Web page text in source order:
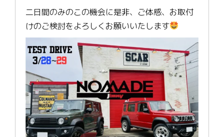
二日間のみのこの機会に是非、ご体感、お取付
けのご検討をよろしくお願いいたします